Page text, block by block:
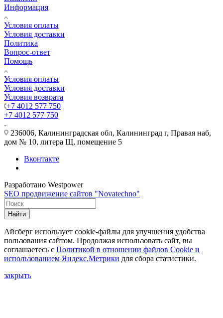
Информация
Условия оплаты
Условия доставки
Политика
Вопрос-ответ
Помощь
Условия оплаты
Условия доставки
Условия возврата
+7 4012 577 750
+7 4012 577 750
236006, Калининградская обл, Калининград г, Правая наб,
дом № 10, литера Щ, помещение 5
Вконтакте
Разработано Westpower
SEO продвижение сайтов "Novatechno"
Найти
Айсберг использует cookie-файлы для улучшения удобства
пользования сайтом. Продолжая использовать сайт, вы
соглашаетесь с Политикой в отношении файлов Сookie и
использованием Яндекс.Метрики для сбора статистики.
закрыть